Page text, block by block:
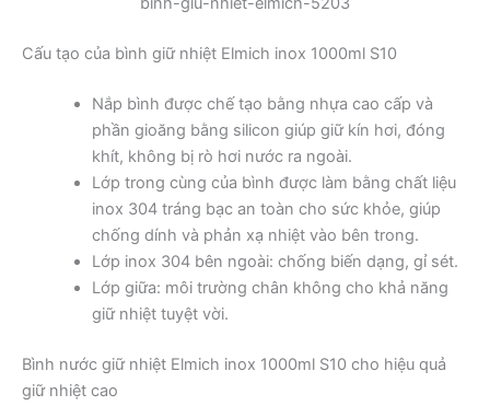
Cấu tạo của bình giữ nhiệt Elmich inox 1000ml S10
Nắp bình được chế tạo bằng nhựa cao cấp và
phần gioăng bằng silicon giúp giữ kín hơi, đóng
khít, không bị rò hơi nước ra ngoài.
Lớp trong cùng của bình được làm bằng chất liệu
inox 304 tráng bạc an toàn cho sức khỏe, giúp
chống dính và phản xạ nhiệt vào bên trong.
Lớp inox 304 bên ngoài: chống biến dạng, gỉ sét.
Lớp giữa: môi trường chân không cho khả năng
giữ nhiệt tuyệt vời.
Bình nước giữ nhiệt Elmich inox 1000ml S10 cho hiệu quả
giữ nhiệt cao